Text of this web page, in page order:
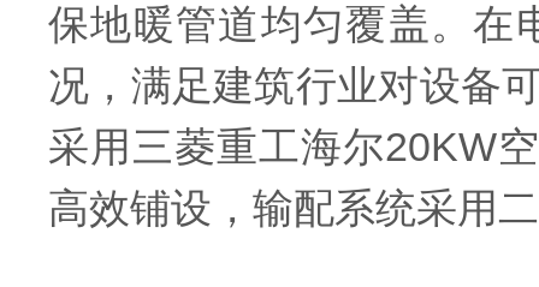
保地暖管道均匀覆盖。在
况，满足建筑行业对设备
采用三菱重工海尔20KW
高效铺设，输配系统采用